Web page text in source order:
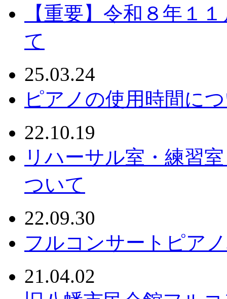
【重要】令和８年１
て
25.03.24
ピアノの使用時間に
22.10.19
リハーサル室・練習
ついて
22.09.30
フルコンサートピア
21.04.02